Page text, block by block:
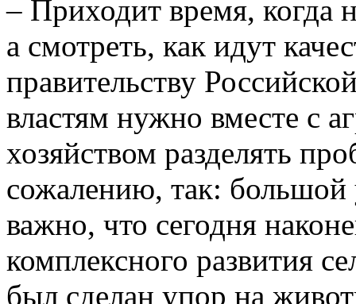
– Приходит время, когда
а смотреть, как идут
правительству
властям нужно вместе с
хозяйством разделять
сожалению, так:
важно, что сегодня
комплексного развития
был сделан упор на